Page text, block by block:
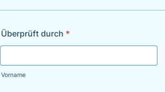
Überprüft durch *
Vorname